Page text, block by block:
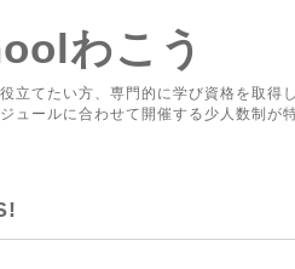
わこう
立てたい方、専門的に学び資格を取得
ュールに合わせて開催する少人数制が特